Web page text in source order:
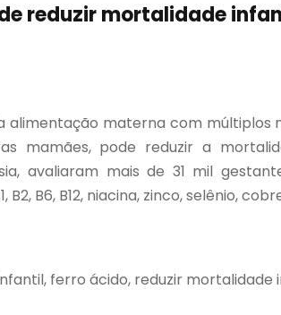
reduzir mortalidade
alimentação materna com
mamães, pode reduzir a
avaliaram mais de 31 mil
B6, B12, niacina, zinco, selênio,
ferro ácido, reduzir